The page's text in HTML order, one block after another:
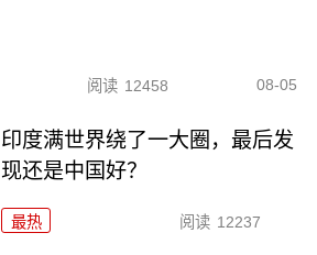
阅读 12458 08-05
印度满世界绕了一大圈，最后发
现还是中国好？
最热 阅读 12237